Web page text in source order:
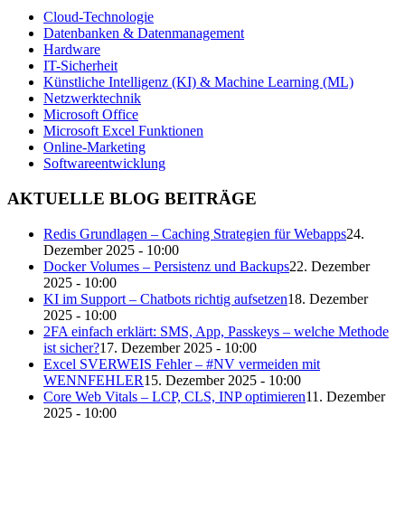
Cloud-Technologie
Datenbanken & Datenmanagement
Hardware
IT-Sicherheit
Künstliche Intelligenz (KI) & Machine Learning (ML)
Netzwerktechnik
Microsoft Office
Microsoft Excel Funktionen
Online-Marketing
Softwareentwicklung
AKTUELLE BLOG BEITRÄGE
Redis Grundlagen – Caching Strategien für Webapps24.
Dezember 2025 - 10:00
Docker Volumes – Persistenz und Backups22. Dezember
2025 - 10:00
KI im Support – Chatbots richtig aufsetzen18. Dezember
2025 - 10:00
2FA einfach erklärt: SMS, App, Passkeys – welche Methode
ist sicher?17. Dezember 2025 - 10:00
Excel SVERWEIS Fehler – #NV vermeiden mit
WENNFEHLER15. Dezember 2025 - 10:00
Core Web Vitals – LCP, CLS, INP optimieren11. Dezember
2025 - 10:00